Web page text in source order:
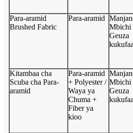
Para-aramid
Brushed Fabric
Para-aramid
Mbichi
Geuza
kukufaa
Kitambaa cha
Scuba cha Para-
aramid
Para-aramid
+ Polyester /
Waya ya
Chuma +
Fiber ya
kioo
Mbichi
Geuza
kukufaa